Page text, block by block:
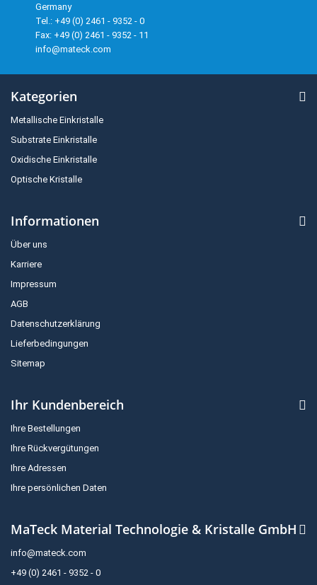
Germany
Tel.: +49 (0) 2461 - 9352 - 0
Fax: +49 (0) 2461 - 9352 - 11
info@mateck.com
Kategorien
Metallische Einkristalle
Substrate Einkristalle
Oxidische Einkristalle
Optische Kristalle
Informationen
Über uns
Karriere
Impressum
AGB
Datenschutzerklärung
Lieferbedingungen
Sitemap
Ihr Kundenbereich
Ihre Bestellungen
Ihre Rückvergütungen
Ihre Adressen
Ihre persönlichen Daten
MaTeck Material Technologie & Kristalle GmbH
info@mateck.com
+49 (0) 2461 - 9352 - 0